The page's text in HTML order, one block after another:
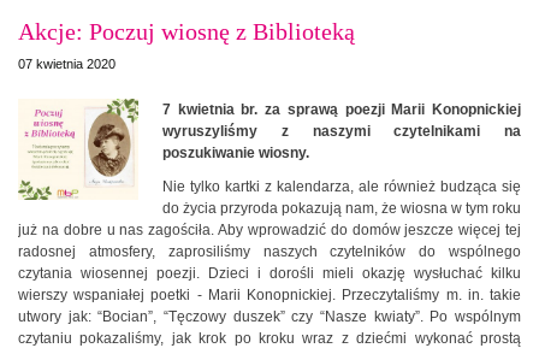
Akcje: Poczuj wiosnę z Biblioteką
07 kwietnia 2020
7 kwietnia br. za sprawą poezji Marii Konopnickiej
wyruszyliśmy z naszymi czytelnikami na
poszukiwanie wiosny.
Nie tylko kartki z kalendarza, ale również budząca się
do życia przyroda pokazują nam, że wiosna w tym roku
już na dobre u nas zagościła. Aby wprowadzić do domów jeszcze więcej tej
radosnej atmosfery, zaprosiliśmy naszych czytelników do wspólnego
czytania wiosennej poezji. Dzieci i dorośli mieli okazję wysłuchać kilku
wierszy wspaniałej poetki - Marii Konopnickiej. Przeczytaliśmy m. in. takie
utwory jak: “Bocian”, “Tęczowy duszek” czy “Nasze kwiaty”. Po wspólnym
czytaniu pokazaliśmy, jak krok po kroku wraz z dziećmi wykonać prostą